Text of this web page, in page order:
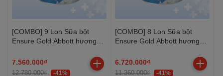
[COMBO] 9 Lon Sữa bột
Ensure Gold Abbott hương
7.560.000₫
12.780.000₫ -41%
[COMBO] 8 Lon Sữa bột
Ensure Gold Abbott hương
6.720.000₫
11.360.000₫ -41%